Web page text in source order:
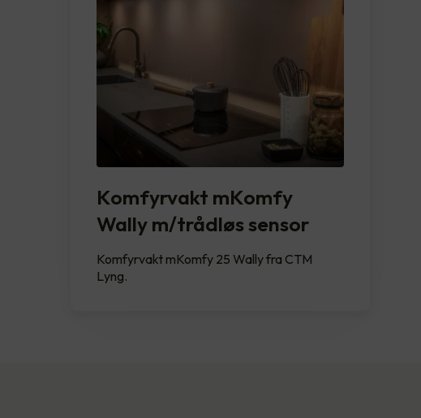
Komfyrvakt mKomfy
Wally m/trådløs sensor
Komfyrvakt mKomfy 25 Wally fra CTM
Lyng.